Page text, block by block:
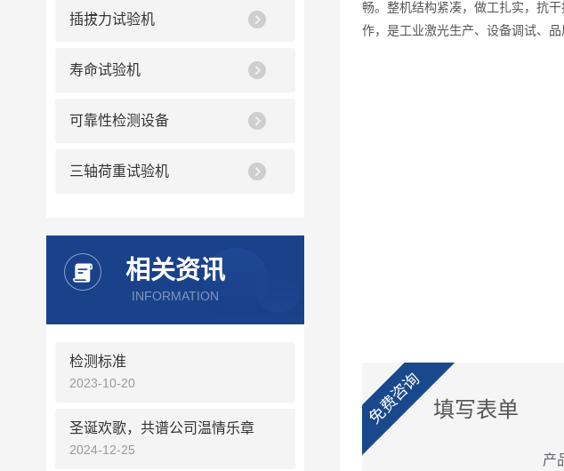
畅。整机结构紧凑，做工扎实，抗
作，是工业激光生产、设备调试、品
免费咨询 填写表单
产
插拔力试验机
寿命试验机
可靠性检测设备
三轴荷重试验机
相关资讯
INFORMATION
检测标准
2023-10-20
圣诞欢歌，共谱公司温情乐章
2024-12-25